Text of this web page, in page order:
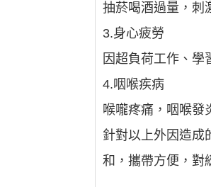
抽菸喝酒過量，刺
3.身心疲勞
因超負荷工作、學
4.咽喉疾病
喉嚨疼痛，咽喉發
針對以上外因造成
和，攜帶方便，對